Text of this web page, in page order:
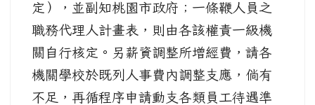
定），並副知桃園市政府；一條鞭人員之
職務代理人計畫表，則由各該權責一級機
關自行核定。另薪資調整所增經費，請各
機關學校於既列人事費內調整支應，倘有
不足，再循程序申請動支各類員工待遇準